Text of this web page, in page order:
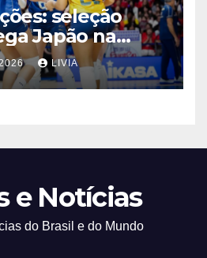
seleção
Japão na
mata-mata
LIVIA
e Notícias
do Brasil e do Mundo